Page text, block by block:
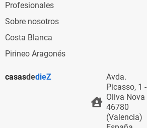
Profesionales
Sobre nosotros
Costa Blanca
Pirineo Aragonés
casasdedieZ
Avda.
Picasso, 1 -
Oliva Nova
46780
(Valencia)